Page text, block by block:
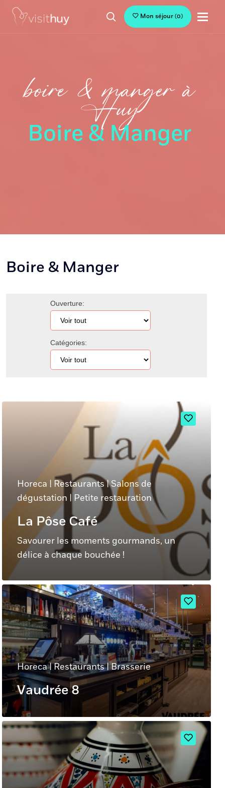
Mon séjour(0)
boire & manger à
Huy
Boire & Manger
Boire & Manger
Ouverture:
Catégories:
Horeca | Restaurants|Salons de
dégustation | Petite restauration
La Pôse Café
Savourer les moments gourmands, un
délice à chaque bouchée !
Horeca|Restaurants|Brasserie
Vaudrée 8